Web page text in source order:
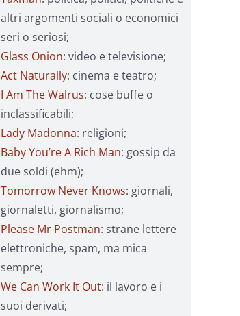
altri argomenti sociali o economici
seri o seriosi;
Glass Onion: video e televisione;
Act Naturally: cinema e teatro;
I Am The Walrus: cose buffe o
inclassificabili;
Lady Madonna: religioni;
Baby You’re A Rich Man: gossip da
due soldi (ehm);
Tomorrow Never Knows: giornali,
giornaletti, giornalismo;
Please Mr Postman: strane lettere
elettroniche, spam, ma mica
sempre;
We Can Work It Out: il lavoro e i
suoi derivati;